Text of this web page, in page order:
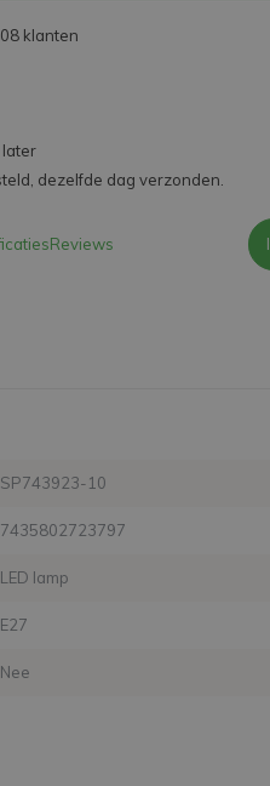
klanten
later
dezelfde dag verzonden.
Reviews
SP743923-10
7435802723797
LED lamp
E27
Nee